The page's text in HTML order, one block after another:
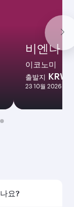
비엔나
이코노미
출발지 KRW
23 10월 2026 - 12
요?